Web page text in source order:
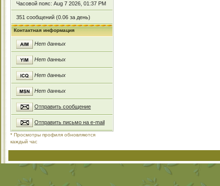
Часовой пояс: Aug 7 2026, 01:37 PM
351 сообщений (0.06 за день)
Контактная информация
Нет данных
Нет данных
Нет данных
Нет данных
Отправить сообщение
Отправить письмо на e-mail
* Просмотры профиля обновляются
каждый час